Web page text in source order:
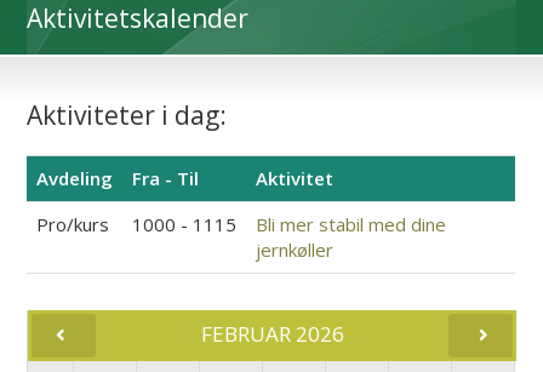
Aktivitetskalender
Aktiviteter i dag:
Avdeling Fra - Til
Aktivitet
Pro/kurs
1000 - 1115
Bli mer stabil med dine
jernkøller
FEBRUAR 2026